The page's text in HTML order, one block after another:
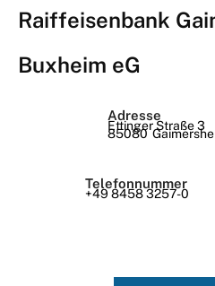
Raiffeisenbank
Buxheim eG
Adresse
Ettinger Straße 3
85080
Telefonnummer
+49 8458 3257-0